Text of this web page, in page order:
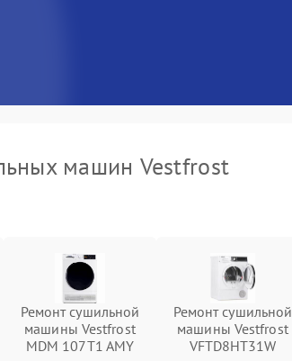
машин Vestfrost
Ремонт сушильной
машины Vestfrost
MDM 107T1 AMY
Ремонт сушильной
машины Vestfrost
VFTD8HT31W